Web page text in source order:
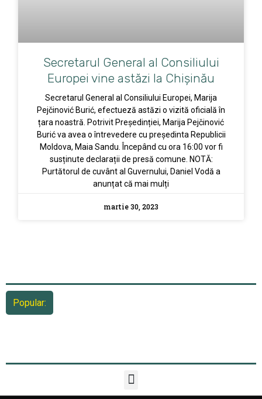
Secretarul General al Consiliului
Europei vine astăzi la Chișinău
Secretarul General al Consiliului Europei, Marija
Pejčinović Burić, efectueză astăzi o vizită oficială în
țara noastră. Potrivit Președinției, Marija Pejčinović
Burić va avea o întrevedere cu președinta Republicii
Moldova, Maia Sandu. Începând cu ora 16:00 vor fi
susținute declarații de presă comune. NOTĂ:
Purtătorul de cuvânt al Guvernului, Daniel Vodă a
anunțat că mai mulți
martie 30, 2023
Popular: